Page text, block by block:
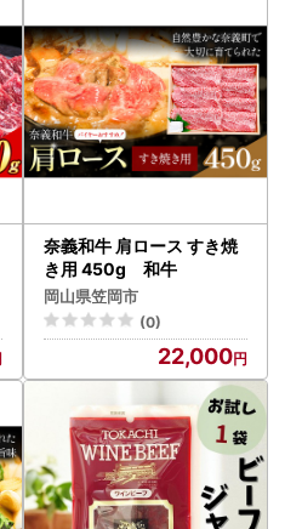
奈義和牛 肩ロース すき焼
き用 450g 和牛
岡山県笠岡市
(0)
22,000